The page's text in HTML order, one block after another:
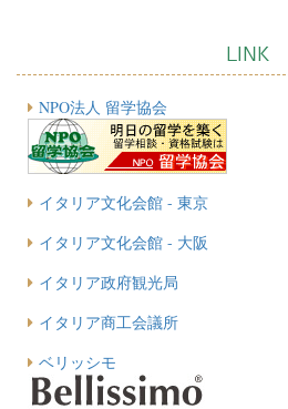
LINK
NPO法人 留学協会
イタリア文化会館 - 東京
イタリア文化会館 - 大阪
イタリア政府観光局
イタリア商工会議所
ベリッシモ